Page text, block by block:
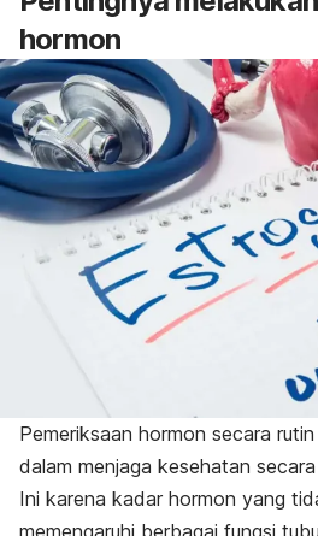
hormon
Pemeriksaan hormon secara
dalam menjaga kesehatan
Ini karena kadar hormon yang